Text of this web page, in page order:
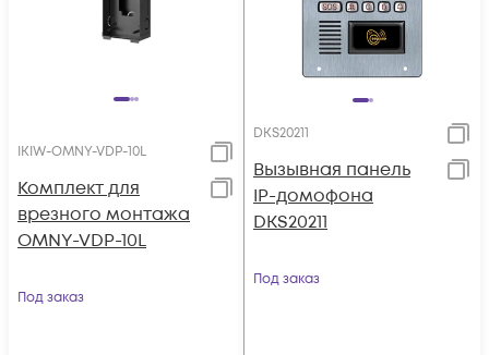
IKIW-OMNY-VDP-10L
Комплект для
врезного монтажа
OMNY-VDP-10L
Под заказ
DKS20211
Вызывная панель
IP-домофона
DKS20211
Под заказ